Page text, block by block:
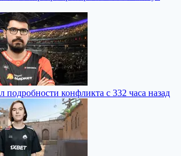
подробности конфликта с 332 часа назад